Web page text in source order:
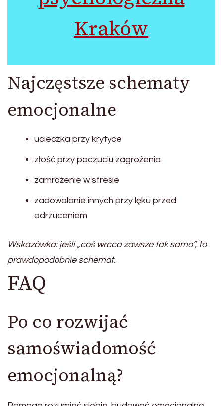
Kraków
Najczęstsze schematy
emocjonalne
ucieczka przy krytyce
złość przy poczuciu zagrożenia
zamrożenie w stresie
zadowalanie innych przy lęku przed
odrzuceniem
Wskazówka: jeśli „coś wraca zawsze tak samo”, to
prawdopodobnie schemat.
FAQ
Po co rozwijać
samoświadomość
emocjonalną?